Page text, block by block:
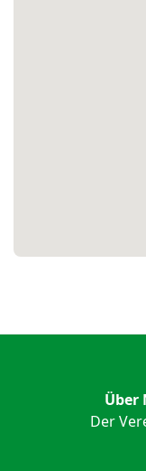
Über
Der